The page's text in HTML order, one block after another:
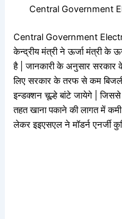
Central Government
Central Government
केन्द्रीय मंत्री ने ऊर्जा मंत्री के
है | जानकारी के अनुसार
लिए सरकार के तरफ से कम
इन्डक्शन चूल्हे बांटे जायेगे |
तहत खाना पकाने की लागत में
लेकर इइएसएल ने मॉडर्न एनर्जी